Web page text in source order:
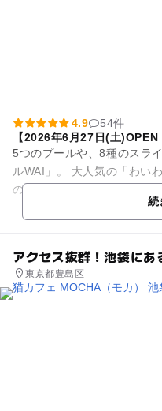
4.9
54件
【2026年6月27日(土)OPEN
5つのプールや、8種のスラ
ルWAI」。 大人気の「わい
のバケツから2,300Lの水が
続
アクセス抜群！池袋にあ
東京都豊島区